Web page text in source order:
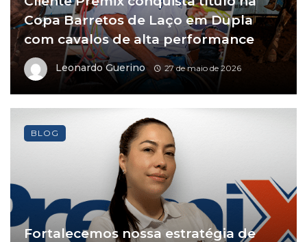
Copa Barretos de Laço em Dupla
com cavalos de alta performance
Leonardo Guerino 27 de maio de 2026
Fortalecemos nossa estratégia de
BLOG